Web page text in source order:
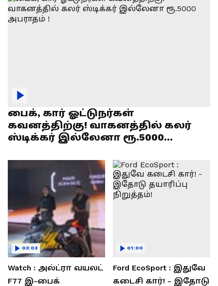
பைக், கார் ஓட்டுநர்கள்
கவனத்திற்கு! வாகனத்தில் கலர்
ஸ்டிக்கர் இல்லேனா ரூ.5000
Watch : அல்ட்ரா வயலட்
F77 இ-பைக்
03:03
Ford EcoSport : இதுவே
கடைசி கார்! - இதோடு
01:00